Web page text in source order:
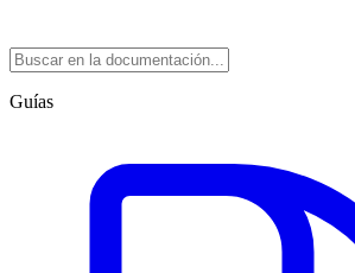
Guías